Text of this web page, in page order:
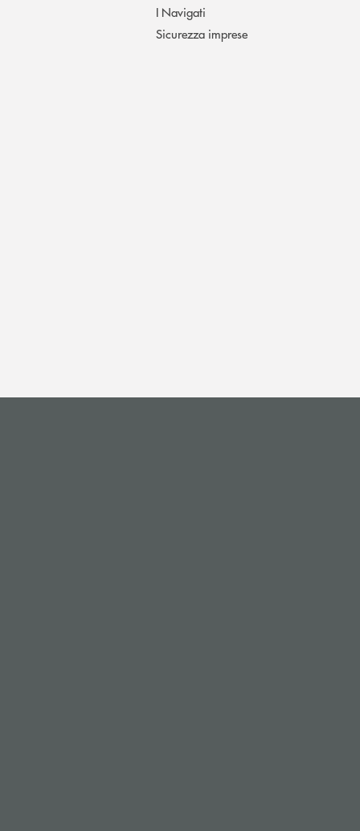
I Navigati
Sicurezza imprese